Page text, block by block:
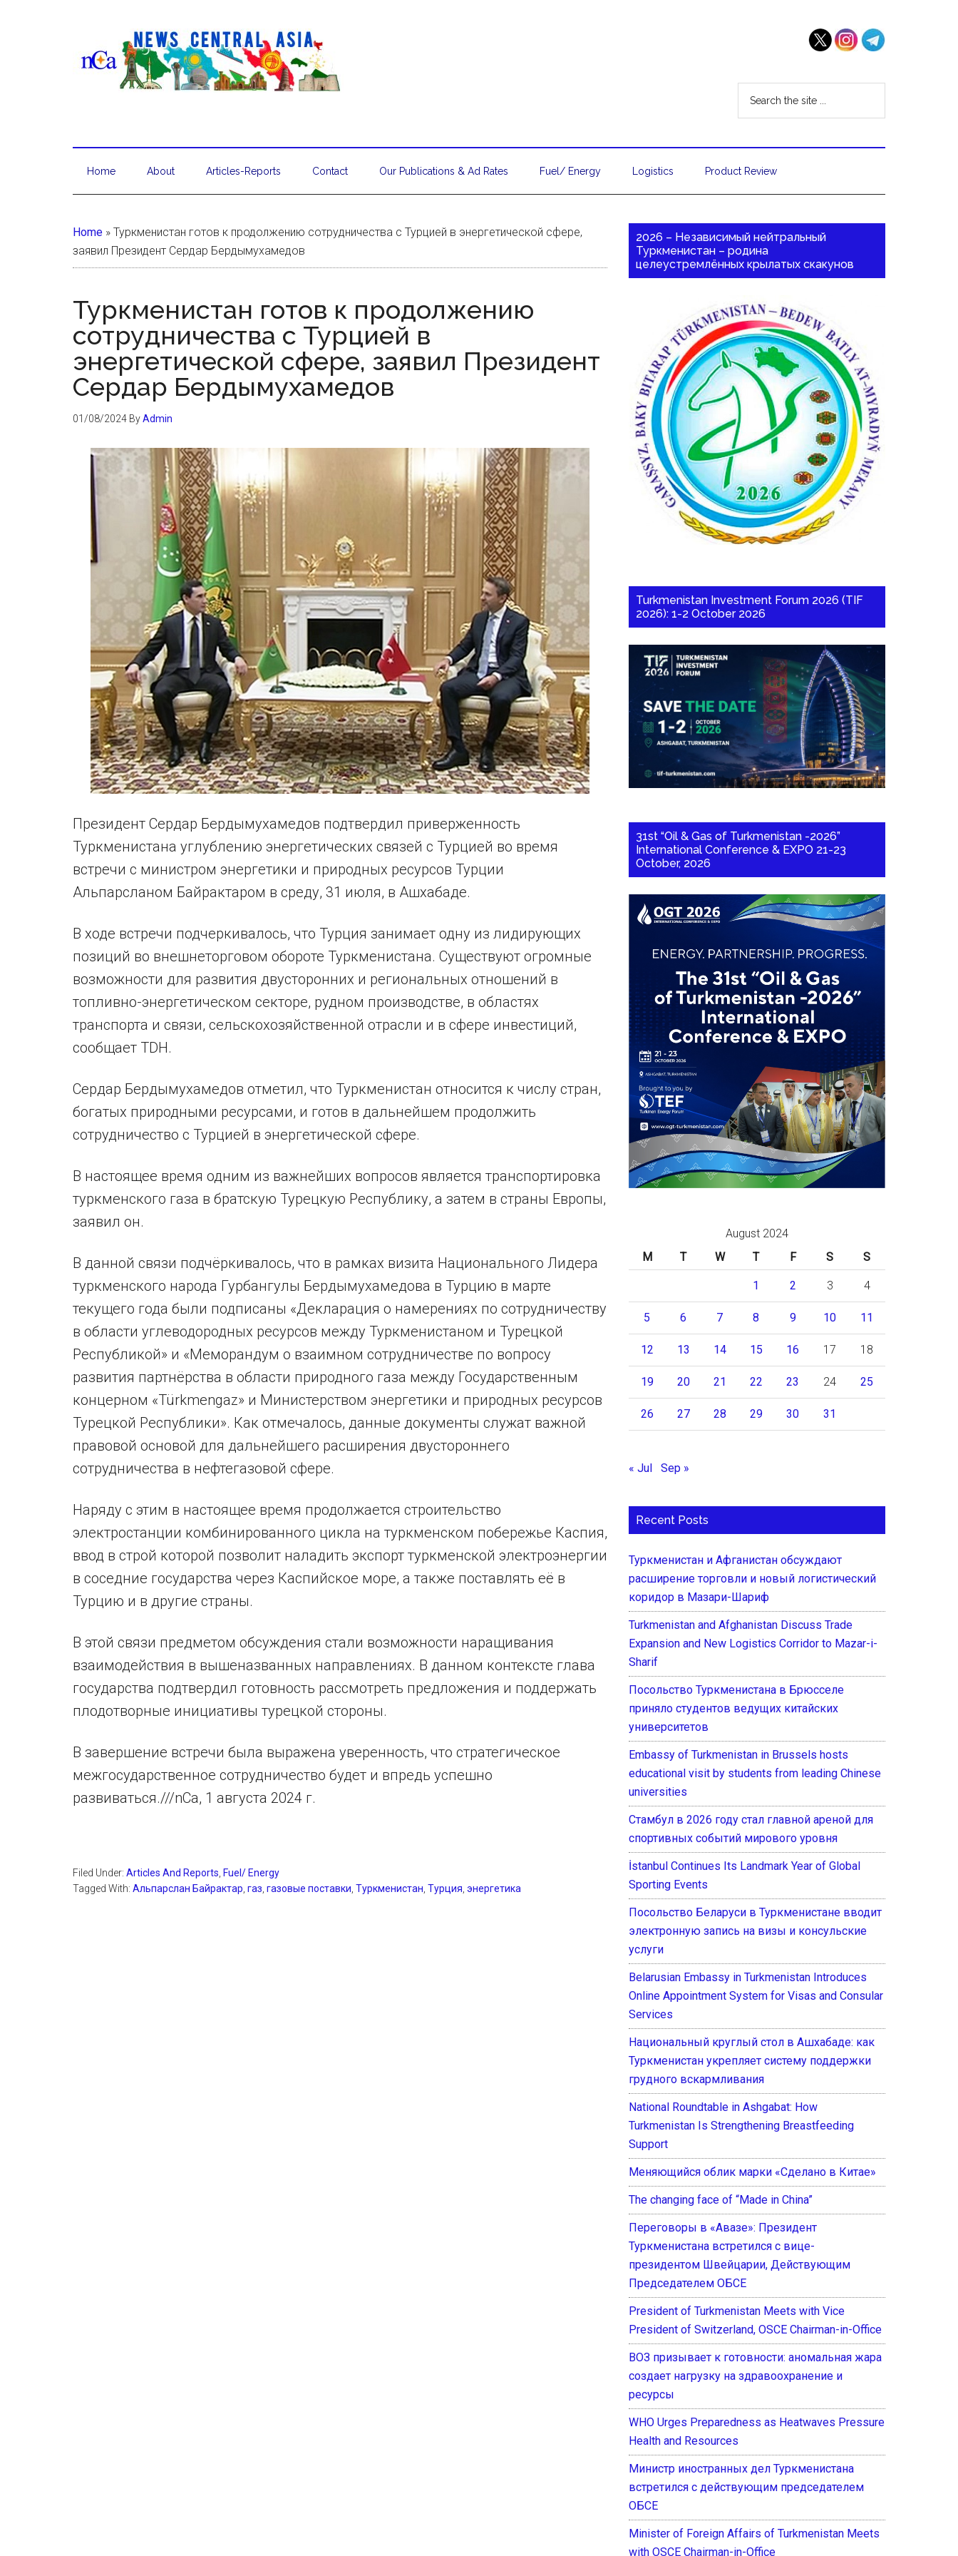
Home About Articles-Reports Contact Our Publications & Ad Rates Fuel/ Energy Logistics Product Review
Home » Туркменистан готов к продолжению сотрудничества с Турцией в энергетической сфере,
заявил Президент Сердар Бердымухамедов
Туркменистан готов к продолжению
сотрудничества с Турцией в
энергетической сфере, заявил Президент
Сердар Бердымухамедов
01/08/2024 ByAdmin
Президент Сердар Бердымухамедов подтвердил приверженность
Туркменистана углублению энергетических связей с Турцией во время
встречи с министром энергетики и природных ресурсов Турции
Альпарсланом Байрактаром в среду, 31 июля, в Ашхабаде.
В ходе встречи подчеркивалось, что Турция занимает одну из лидирующих
позиций во внешнеторговом обороте Туркменистана. Существуют огромные
возможности для развития двусторонних и региональных отношений в
топливно-энергетическом секторе, рудном производстве, в областях
транспорта и связи, сельскохозяйственной отрасли и в сфере инвестиций,
сообщает TDH.
Сердар Бердымухамедов отметил, что Туркменистан относится к числу стран,
богатых природными ресурсами, и готов в дальнейшем продолжить
сотрудничество с Турцией в энергетической сфере.
В настоящее время одним из важнейших вопросов является транспортировка
туркменского газа в братскую Турецкую Республику, а затем в страны Европы,
заявил он.
В данной связи подчёркивалось, что в рамках визита Национального Лидера
туркменского народа Гурбангулы Бердымухамедова в Турцию в марте
текущего года были подписаны «Декларация о намерениях по сотрудничеству
в области углеводородных ресурсов между Туркменистаном и Турецкой
Республикой» и «Меморандум о взаимном сотрудничестве по вопросу
развития партнёрства в области природного газа между Государственным
концерном «Türkmengaz» и Министерством энергетики и природных ресурсов
Турецкой Республики». Как отмечалось, данные документы служат важной
правовой основой для дальнейшего расширения двустороннего
сотрудничества в нефтегазовой сфере.
Наряду с этим в настоящее время продолжается строительство
электростанции комбинированного цикла на туркменском побережье Каспия,
ввод в строй которой позволит наладить экспорт туркменской электроэнергии
в соседние государства через Каспийское море, а также поставлять её в
Турцию и в другие страны.
В этой связи предметом обсуждения стали возможности наращивания
взаимодействия в вышеназванных направлениях. В данном контексте глава
государства подтвердил готовность рассмотреть предложения и поддержать
плодотворные инициативы турецкой стороны.
В завершение встречи была выражена уверенность, что стратегическое
межгосударственное сотрудничество будет и впредь успешно
развиваться.///nCa, 1 августа 2024 г.
Filed Under: Articles And Reports Fuel/ Energy
Tagged With: Альпарслан Байрактар газ газовые поставки Туркменистан Турция энергетика
2026 – Независимый нейтральный
Туркменистан – родина
целеустремлённых крылатых скакунов
Turkmenistan Investment Forum 2026 (TIF
2026): 1-2 October 2026
31st “Oil & Gas of Turkmenistan -2026”
International Conference & EXPO 21-23
October, 2026
August 2024
M
T W T F S S
1 2 3 4
5 6 7 8 9 10 11
12 13 14 15 16 17 18
19 20 21 22 23 24 25
26 27 28 29 30 31
« Jul Sep »
Recent Posts
Туркменистан и Афганистан обсуждают
расширение торговли и новый логистический
коридор в Мазари-Шариф
Turkmenistan and Afghanistan Discuss Trade
Expansion and New Logistics Corridor to Mazar-i-
Sharif
Посольство Туркменистана в Брюсселе
приняло студентов ведущих китайских
университетов
Embassy of Turkmenistan in Brussels hosts
educational visit by students from leading Chinese
universities
Стамбул в 2026 году стал главной ареной для
спортивных событий мирового уровня
İstanbul Continues Its Landmark Year of Global
Sporting Events
Посольство Беларуси в Туркменистане вводит
электронную запись на визы и консульские
услуги
Belarusian Embassy in Turkmenistan Introduces
Online Appointment System for Visas and Consular
Services
Национальный круглый стол в Ашхабаде: как
Туркменистан укрепляет систему поддержки
грудного вскармливания
National Roundtable in Ashgabat: How
Turkmenistan Is Strengthening Breastfeeding
Support
Меняющийся облик марки «Сделано в Китае»
The changing face of “Made in China”
Переговоры в «Авазе»: Президент
Туркменистана встретился с вице-
президентом Швейцарии, Действующим
Председателем ОБСЕ
President of Turkmenistan Meets with Vice
President of Switzerland, OSCE Chairman-in-Office
ВОЗ призывает к готовности: аномальная жара
создает нагрузку на здравоохранение и
ресурсы
WHO Urges Preparedness as Heatwaves Pressure
Health and Resources
Министр иностранных дел Туркменистана
встретился с действующим председателем
ОБСЕ
Minister of Foreign Affairs of Turkmenistan Meets
with OSCE Chairman-in-Office